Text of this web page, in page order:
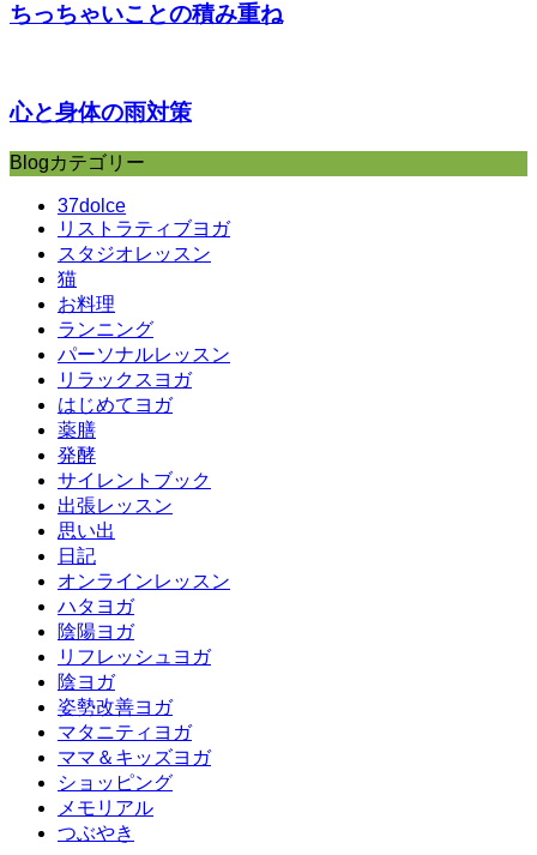
ちっちゃいことの積み重ね
心と身体の雨対策
Blogカテゴリー
37dolce
リストラティブヨガ
スタジオレッスン
猫
お料理
ランニング
パーソナルレッスン
リラックスヨガ
はじめてヨガ
薬膳
発酵
サイレントブック
出張レッスン
思い出
日記
オンラインレッスン
ハタヨガ
陰陽ヨガ
リフレッシュヨガ
陰ヨガ
姿勢改善ヨガ
マタニティヨガ
ママ＆キッズヨガ
ショッピング
メモリアル
つぶやき